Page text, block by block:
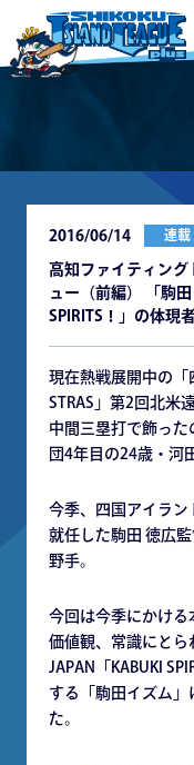
2016/06/14 連載
高知ファイティン
ュー（前編） 「駒
SPIRITS！」の体現
現在熱戦展開中の「
STRAS」第2回北米
中間三塁打で飾った
団4年目の24歳・河
今季、四国アイラ
就任した駒田 徳広
野手。
今回は今季にかける
価値観、常識にとら
JAPAN「KABUKI
する「駒田イズム」
た。